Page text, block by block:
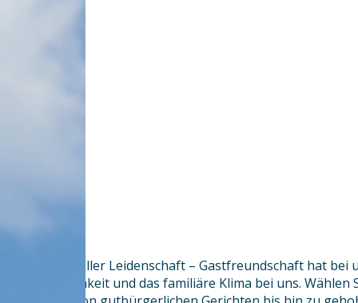
90 Jahre voller Leidenschaft – Gastfreundschaft hat bei
die Gastlichkeit und das familiäre Klima bei uns.